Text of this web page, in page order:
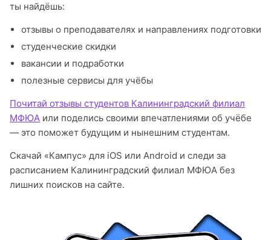
ты найдёшь:
отзывы о преподавателях и направлениях подготовки
студенческие скидки
вакансии и подработки
полезные сервисы для учёбы
Почитай отзывы студентов Калининградский филиал
МФЮА или поделись своими впечатлениями об учёбе
— это поможет будущим и нынешним студентам.
Скачай «Кампус» для iOS или Android и следи за
расписанием Калининградский филиал МФЮА без
лишних поисков на сайте.